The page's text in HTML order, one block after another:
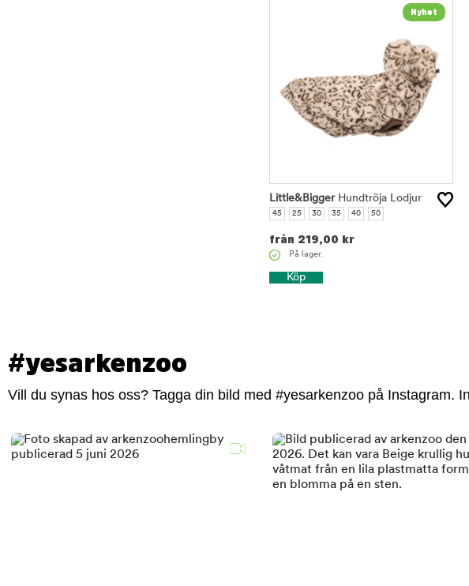
Little&BiggerHundtröja Lodjur
45 25 30 35 40 50
från 219,00 kr
På lager.
Köp
#yesarkenzoo
Vill du synas hos oss? Tagga din bild med #yesarkenzoo på Instagram.